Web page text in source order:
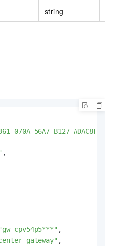
string
070A-56A7-B127-
,
"gw-cpv54p5***" ,
gateway" ,